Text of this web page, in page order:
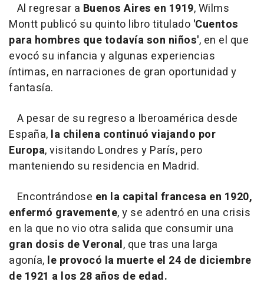
Al regresar a Buenos Aires en 1919, Wilms
Montt publicó su quinto libro titulado 'Cuentos
para hombres que todavía son niños', en el que
evocó su infancia y algunas experiencias
íntimas, en narraciones de gran oportunidad y
fantasía.
A pesar de su regreso a Iberoamérica desde
España, la chilena continuó viajando por
Europa, visitando Londres y París, pero
manteniendo su residencia en Madrid.
Encontrándose en la capital francesa en 1920,
enfermó gravemente, y se adentró en una crisis
en la que no vio otra salida que consumir una
gran dosis de Veronal, que tras una larga
agonía, le provocó la muerte el 24 de diciembre
de 1921 a los 28 años de edad.